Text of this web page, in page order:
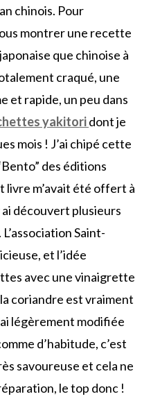
chinois. Pour
montrer une recette
que chinoise à
craqué, une
et rapide, un peu dans
yakitoridont je
mois ! J’ai chipé cette
des éditions
m’avait été offert à
ai découvert plusieurs
Saint-
et l’idée
avec une vinaigrette
coriandre est vraiment
légèrement modifiée
d’habitude, c’est
savoureuse et cela ne
le top donc !